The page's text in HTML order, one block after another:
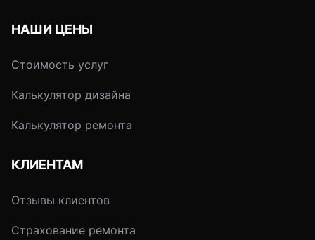
НАШИ ЦЕНЫ
Стоимость услуг
Калькулятор дизайна
Калькулятор ремонта
КЛИЕНТАМ
Отзывы клиентов
Страхование ремонта